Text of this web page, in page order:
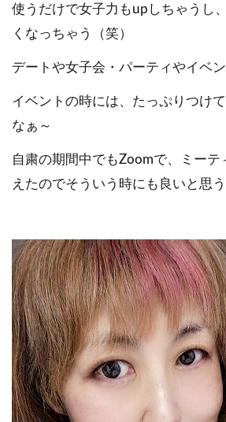
使うだけで女子力もupしちゃうし
くなっちゃう（笑）
デートや女子会・パーティやイベ
イベントの時には、たっぷりつけ
なぁ～
自粛の期間中でもZoomで、ミーテ
えたのでそういう時にも良いと思う